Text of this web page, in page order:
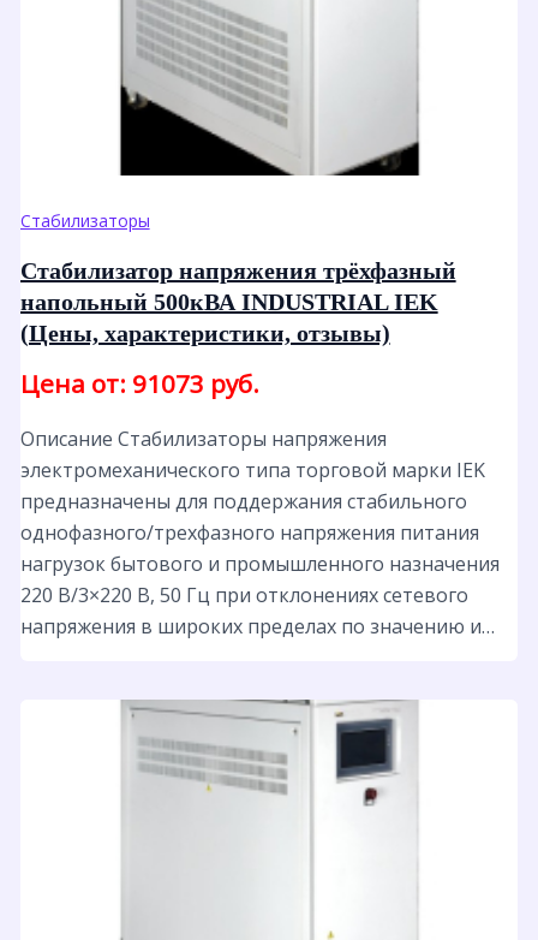
Стабилизаторы
Стабилизатор напряжения трёхфазный
напольный 500кВА INDUSTRIAL IEK
(Цены, характеристики, отзывы)
Цена от: 91073 руб.
Описание Стабилизаторы напряжения
электромеханического типа торговой марки IEK
предназначены для поддержания стабильного
однофазного/трехфазного напряжения питания
нагрузок бытового и промышленного назначения
220 B/3×220 В, 50 Гц при отклонениях сетевого
напряжения в широких пределах по значению и…